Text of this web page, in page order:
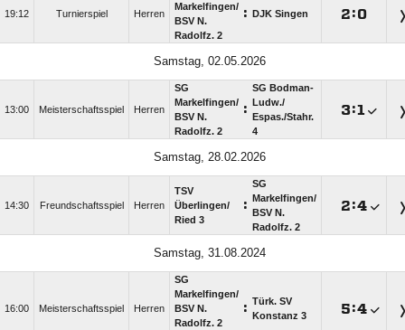
19:12 Turnierspiel Herren
Markelfingen/​
BSV N.
Radolfz. 2
: DJK Singen :
Samstag, 02.05.2026
13:00 Meisterschaftsspiel Herren
SG
Markelfingen/​
BSV N.
Radolfz. 2
:
SG Bodman-
Ludw./​
Espas./​Stahr.
4
:
Samstag, 28.02.2026
14:30 Freundschaftsspiel Herren
TSV
Überlingen/​
Ried 3
:
SG
Markelfingen/​
BSV N.
Radolfz. 2
:
Samstag, 31.08.2024
16:00 Meisterschaftsspiel Herren
SG
Markelfingen/​
BSV N.
Radolfz. 2
: Türk. SV
Konstanz 3
: